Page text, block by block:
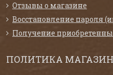
Отзывы о магазине
Восстановление пароля
Получение
ПОЛИТИКА